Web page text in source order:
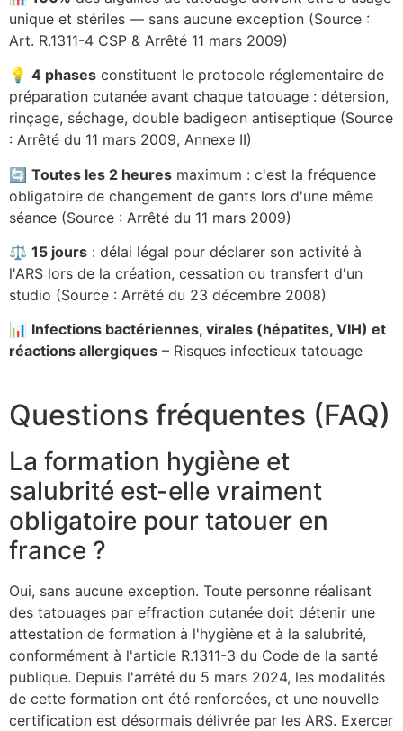
unique et stériles — sans aucune exception (Source :
Art. R.1311-4 CSP & Arrêté 11 mars 2009)
💡 4 phases constituent le protocole réglementaire de
préparation cutanée avant chaque tatouage : détersion,
rinçage, séchage, double badigeon antiseptique (Source
: Arrêté du 11 mars 2009, Annexe II)
🔄 Toutes les 2 heures maximum : c'est la fréquence
obligatoire de changement de gants lors d'une même
séance (Source : Arrêté du 11 mars 2009)
⚖️ 15 jours : délai légal pour déclarer son activité à
l'ARS lors de la création, cessation ou transfert d'un
studio (Source : Arrêté du 23 décembre 2008)
📊 Infections bactériennes, virales (hépatites, VIH) et
réactions allergiques – Risques infectieux tatouage
Questions fréquentes (FAQ)
La formation hygiène et
salubrité est-elle vraiment
obligatoire pour tatouer en
france ?
Oui, sans aucune exception. Toute personne réalisant
des tatouages par effraction cutanée doit détenir une
attestation de formation à l'hygiène et à la salubrité,
conformément à l'article R.1311-3 du Code de la santé
publique. Depuis l'arrêté du 5 mars 2024, les modalités
de cette formation ont été renforcées, et une nouvelle
certification est désormais délivrée par les ARS. Exercer